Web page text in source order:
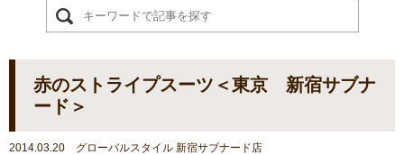
赤のストライプスーツ＜東京 新宿サブナ
ード＞
2014.03.20 グローバルスタイル 新宿サブナード店